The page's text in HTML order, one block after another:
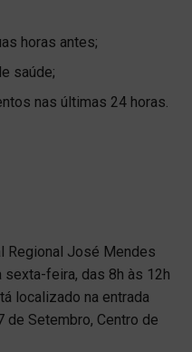
horas antes;
saúde;
nas últimas 24 horas.
Regional José Mendes
feira, das 8h às 12h
localizado na entrada
de Setembro, Centro de